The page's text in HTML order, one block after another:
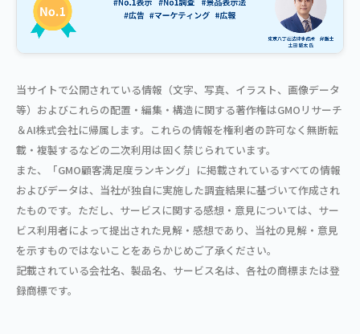
当サイトで公開されている情報（文字、写真、イラスト、画像データ
等）およびこれらの配置・編集・構造に関する著作権はGMOリサーチ
＆AI株式会社に帰属します。これらの情報を権利者の許可なく無断転
載・複製するなどの二次利用は固く禁じられています。
また、「GMO顧客満足度ランキング」に掲載されているすべての情報
およびデータは、当社が独自に実施した調査結果に基づいて作成され
たものです。ただし、サービスに関する感想・意見については、サー
ビス利用者によって提出された見解・感想であり、当社の見解・意見
を示すものではないことをあらかじめご了承ください。
記載されている会社名、製品名、サービス名は、各社の商標または登
録商標です。